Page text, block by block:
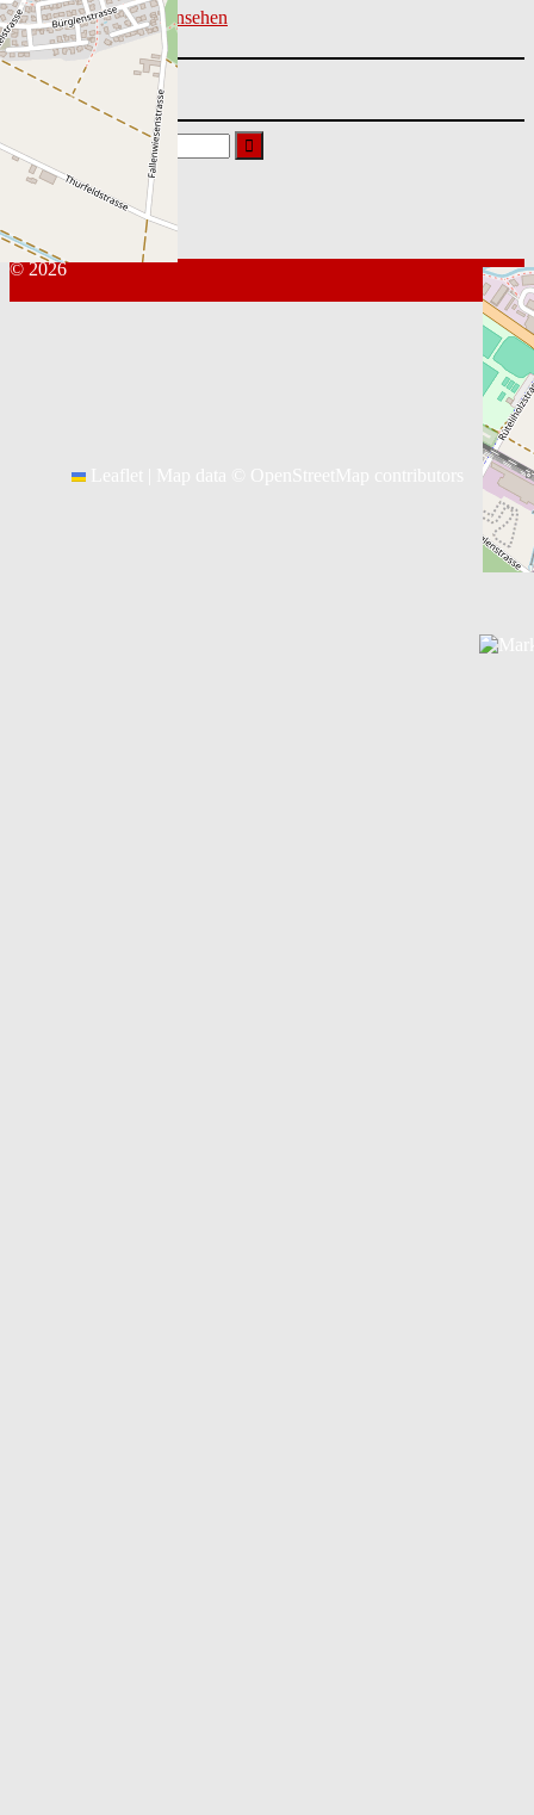
Leaflet
Vollständige Tabelle ansehen
nach:
Nächste Spiele
© 2026